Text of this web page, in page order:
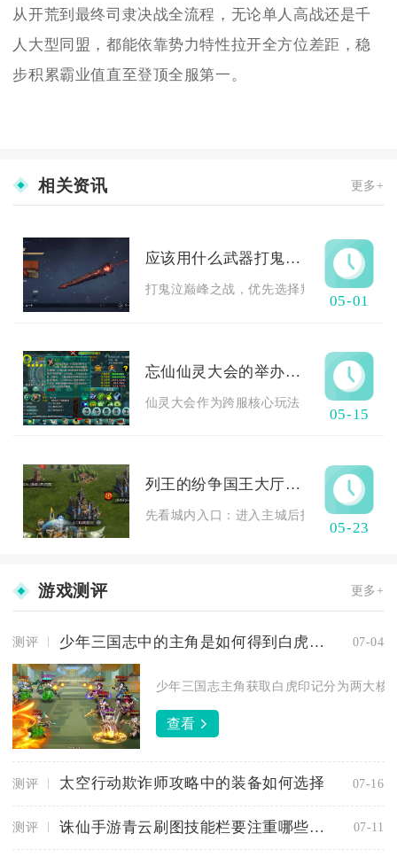
从开荒到最终司隶决战全流程，无论单人高战还是千
人大型同盟，都能依靠势力特性拉开全方位差距，稳
步积累霸业值直至登顶全服第一。
相关资讯 更多+
应该用什么武器打鬼泣巅峰之战
打鬼泣巅峰之战，优先选择叛逆之剑+阿耆
05-01
忘仙仙灵大会的举办时间是什么时候
仙灵大会作为跨服核心玩法，开启周期稳
05-15
列王的纷争国王大厅可以在哪里找到
先看城内入口：进入主城后找到大使馆建
05-23
游戏测评 更多+
测评 少年三国志中的主角是如何得到白虎印记的 07-04
少年三国志主角获取白虎印记分为两大核
查看
测评 太空行动欺诈师攻略中的装备如何选择 07-16
测评 诛仙手游青云刷图技能栏要注重哪些技能效果 07-11